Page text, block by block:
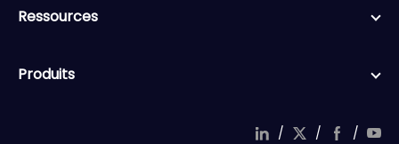
Ressources
Produits
/ / /